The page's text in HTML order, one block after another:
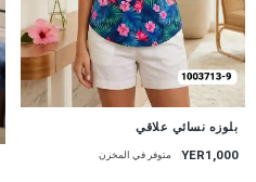
بلوزه نسائي علاقي
YER1,000 متوفر في المخزن